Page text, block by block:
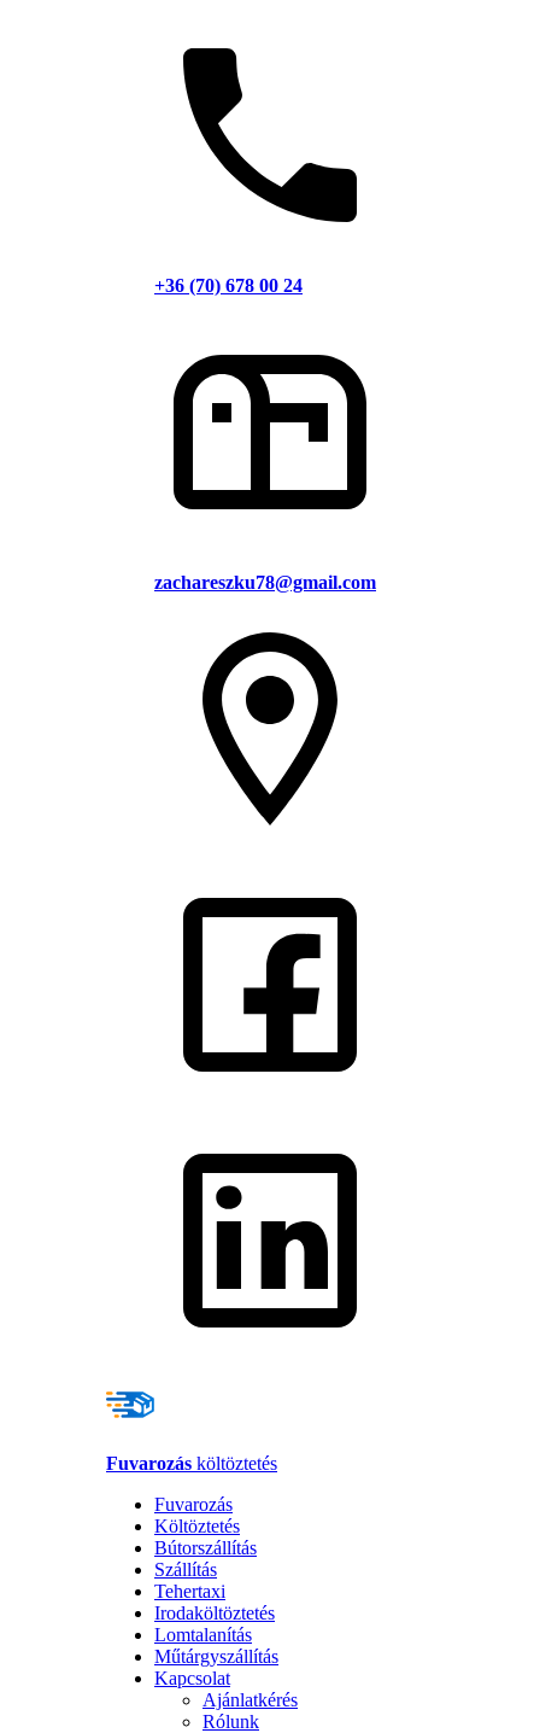
+36 (70) 678 00 24
zachareszku78@gmail.com
Fuvarozás költöztetés
Fuvarozás
Költöztetés
Bútorszállítás
Szállítás
Tehertaxi
Irodaköltöztetés
Lomtalanítás
Műtárgyszállítás
Kapcsolat
Ajánlatkérés
Rólunk